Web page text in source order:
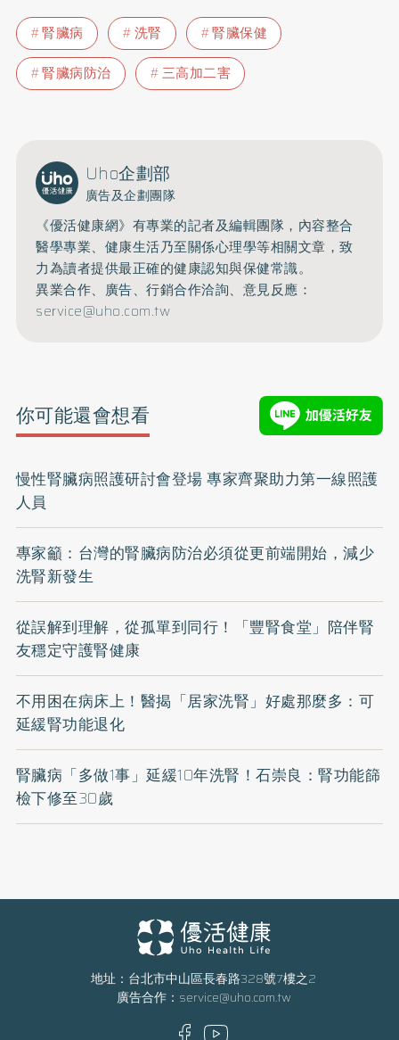
腎臟病 洗腎
腎臟保健
腎臟病防治
三高加二害
Uho企劃部
廣告及企劃團隊
《優活健康網》有專業的記者及編輯團隊，內容整合
醫學專業、健康生活乃至關係心理學等相關文章，致
力為讀者提供最正確的健康認知與保健常識。
異業合作、廣告、行銷合作洽詢、意見反應：
service@uho.com.tw
你可能還會想看
慢性腎臟病照護研討會登場 專家齊聚助力第一線照護
人員
專家籲：台灣的腎臟病防治必須從更前端開始，減少
洗腎新發生
從誤解到理解，從孤單到同行！「豐腎食堂」陪伴腎
友穩定守護腎健康
不用困在病床上！醫揭「居家洗腎」好處那麼多：可
延緩腎功能退化
腎臟病「多做1事」延緩10年洗腎！石崇良：腎功能篩
檢下修至30歲
地址：台北市中山區長春路328號7樓之2
廣告合作： service@uho.com.tw